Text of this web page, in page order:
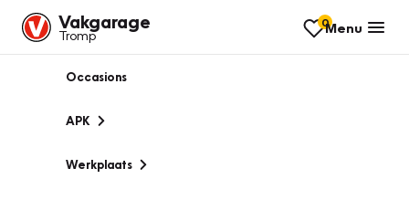
Vakgarage
Tromp
0Menu
Occasions
APK
Werkplaats